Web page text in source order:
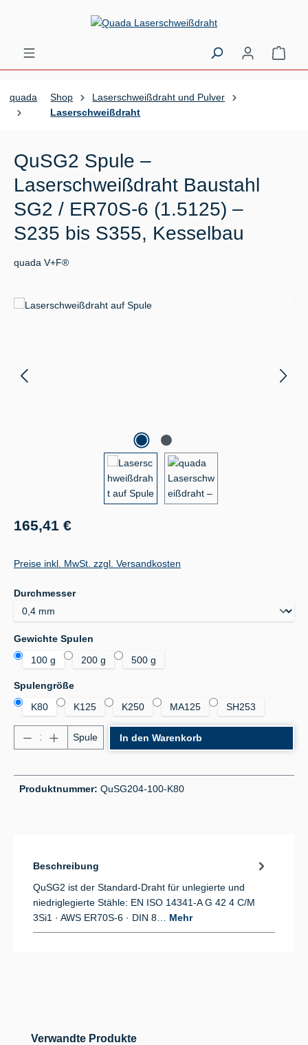
Zum Hauptinhalt springen
quada Shop
Laserschweißdraht und Pulver
Laserschweißdraht
QuSG2 Spule –
Laserschweißdraht Baustahl
SG2 / ER70S-6 (1.5125) –
S235 bis S355, Kesselbau
quada V+F®
Bildergalerie überspringen
Regulärer Preis:
165,41 €
Preise inkl. MwSt. zzgl. Versandkosten
Durchmesserauswählen
Gewichte Spulen
100 g
200 g 500 g
Spulengrößeauswählen
K80
K125 K250 MA125 SH253
Produkt Anzahl: Gib den gewünschten Wert ein
Spule In den Warenkorb
Produktnummer: QuSG204-100-K80
Beschreibung
QuSG2 ist der Standard-Draht für unlegierte und
niedriglegierte Stähle: EN ISO 14341-A G 42 4 C/M
3Si1 · AWS ER70S-6 · DIN 8… Mehr
Produktgalerie überspringen
Verwandte Produkte